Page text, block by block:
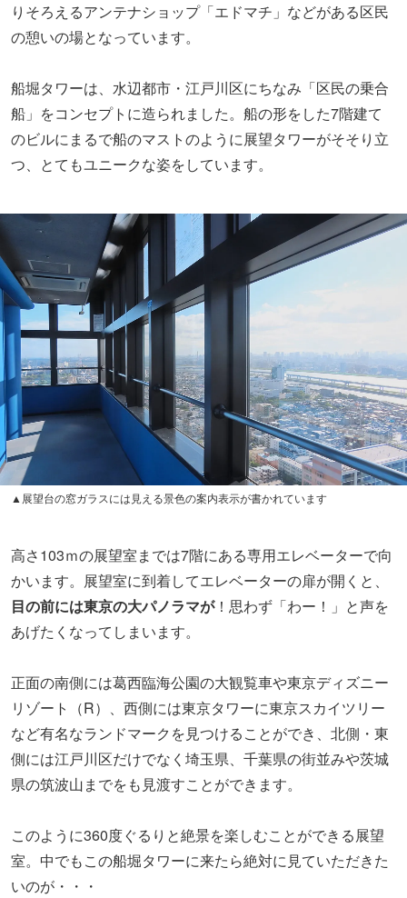
りそろえるアンテナショップ「エドマチ」などがある区民
の憩いの場となっています。
船堀タワーは、水辺都市・江戸川区にちなみ「区民の乗合
船」をコンセプトに造られました。船の形をした7階建て
のビルにまるで船のマストのように展望タワーがそそり立
つ、とてもユニークな姿をしています。
▲展望台の窓ガラスには見える景色の案内表示が書かれています
高さ103ｍの展望室までは7階にある専用エレベーターで向
かいます。展望室に到着してエレベーターの扉が開くと、
目の前には東京の大パノラマが！思わず「わー！」と声を
あげたくなってしまいます。
正面の南側には葛西臨海公園の大観覧車や東京ディズニー
リゾート（R）、西側には東京タワーに東京スカイツリー
など有名なランドマークを見つけることができ、北側・東
側には江戸川区だけでなく埼玉県、千葉県の街並みや茨城
県の筑波山までをも見渡すことができます。
このように360度ぐるりと絶景を楽しむことができる展望
室。中でもこの船堀タワーに来たら絶対に見ていただきた
いのが・・・